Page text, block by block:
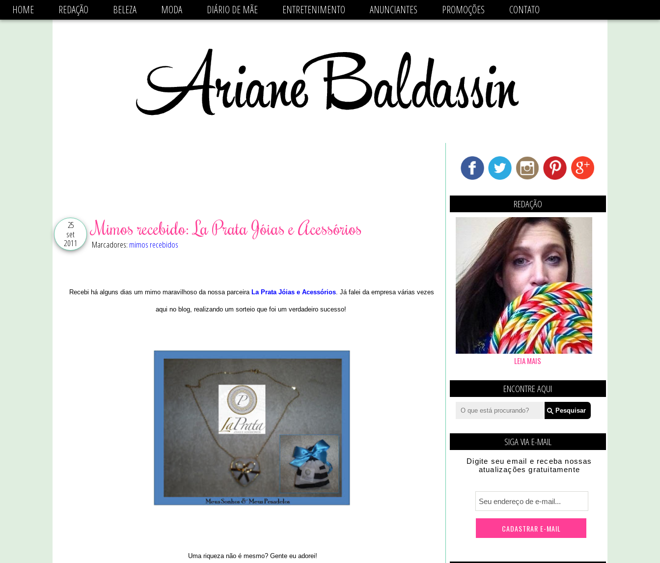
async='async' data-ad-client='ca-pub-1470782825684808' src='https://pagead2.googlesyndication.com/pagead/js/adsbygoogle.js'/>
HOME REDAÇÃO BELEZA MODA DIÁRIO DE MÃE ENTRETENIMENTO ANUNCIANTES PROMOÇÕES CONTATO
25
set
2011
Mimos recebido: La Prata Jóias e Acessórios
Marcadores: mimos recebidos
Recebi há alguns dias um mimo maravilhoso da nossa parceira La Prata Jóias e Acessórios. Já falei da empresa várias vezes
aqui no blog, realizando um sorteio que foi um verdadeiro sucesso!
Uma riqueza não é mesmo? Gente eu adorei!
REDAÇÃO
LEIA MAIS
ENCONTRE AQUI
SIGA VIA E-MAIL
Digite seu email e receba nossas
atualizações gratuitamente